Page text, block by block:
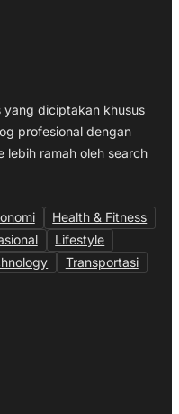
yang diciptakan khusus
profesional dengan
lebih ramah oleh search
Health & Fitness
Lifestyle
Transportasi